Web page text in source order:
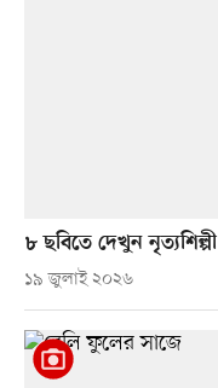
৮ ছবিতে দেখুন
১৯ জুলাই ২০২৬